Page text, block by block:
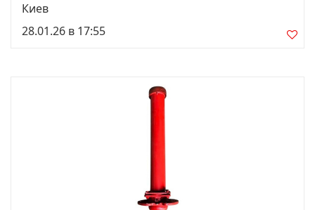
Киев
28.01.26 в 17:55